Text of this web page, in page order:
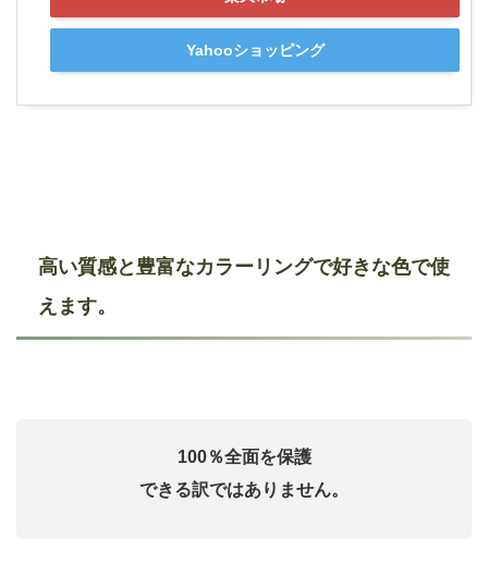
Yahooショッピング
高い質感と豊富なカラーリングで好きな色で使
えます。
100％全面を保護
できる訳ではありません。